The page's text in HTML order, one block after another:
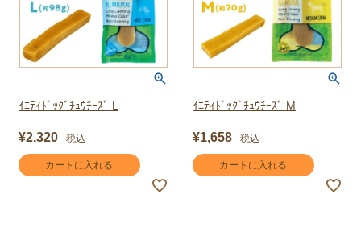
ｲｴﾃｨﾄﾞｯｸﾞﾁｭｳﾁｰｽﾞ L
¥2,320 税込
カートに入れる
ｲｴﾃｨﾄﾞｯｸﾞﾁｭｳﾁｰｽﾞ M
¥1,658 税込
カートに入れる